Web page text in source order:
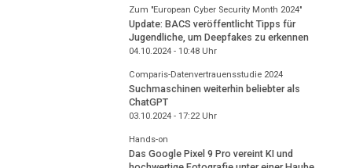
Zum "European Cyber Security Month 2024"
Update: BACS veröffentlicht Tipps für
Jugendliche, um Deepfakes zu erkennen
04.10.2024 - 10:48Uhr
Comparis-Datenvertrauensstudie 2024
Suchmaschinen weiterhin beliebter als
ChatGPT
03.10.2024 - 17:22Uhr
Hands-on
Das Google Pixel 9 Pro vereint KI und